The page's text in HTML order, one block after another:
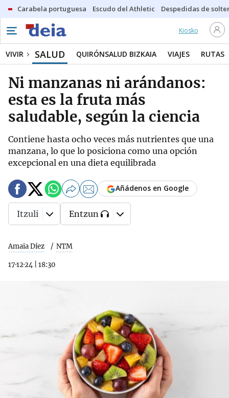
Carabela portuguesa Escudo del Athletic Despedidas de
Kiosko
VIVIR SALUD QUIRÓNSALUD BIZKAIA VIAJES RUTAS
Ni manzanas ni arándanos:
esta es la fruta más
saludable, según la ciencia
Contiene hasta ocho veces más nutrientes que una
manzana, lo que lo posiciona como una opción
excepcional en una dieta equilibrada
Amaia Díez NTM
17·12·24 18:30
Añádenos en Google
Itzuli Entzun